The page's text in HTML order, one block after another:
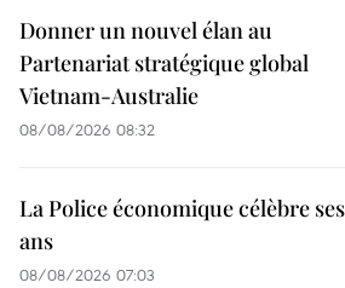
Donner un nouvel élan au
Partenariat stratégique global
Vietnam-Australie
08/08/2026 08:32
La Police économique célèbre
ans
08/08/2026 07:03